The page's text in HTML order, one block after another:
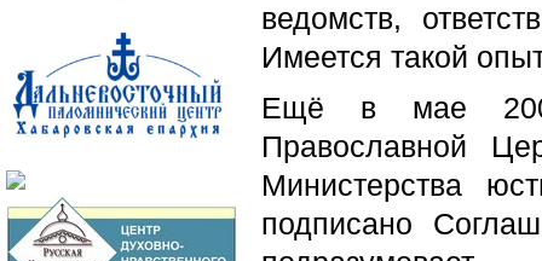
ведомств,
Имеется такой
Ещё в мае 2000
Православной
Министерства
подписано